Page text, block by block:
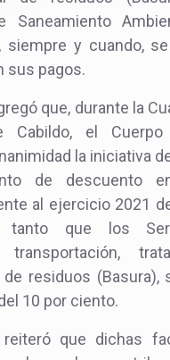
Saneamiento
siempre y cuando,
sus pagos.
que, durante la
Cabildo, el Cuerpo
la iniciativa
de descuento
al ejercicio 2021
tanto que los
transportación,
residuos (Basura),
10 por ciento.
que dichas